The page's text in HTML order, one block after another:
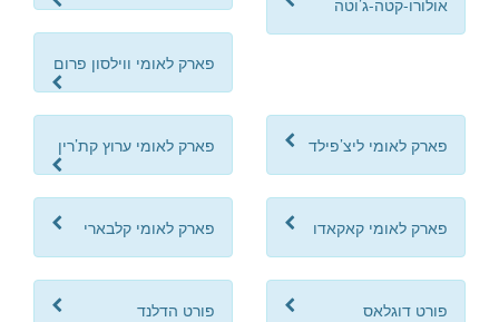
אולורו-קטה-ג’וטה
פארק לאומי ווילסון פרום
פארק לאומי ליצ’פילד פארק לאומי ערוץ קת’רין
פארק לאומי קאקאדו פארק לאומי קלבארי
פורט דוגלאס פורט הדלנד